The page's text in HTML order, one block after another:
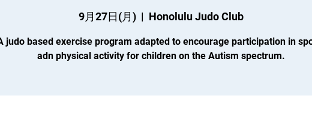
9月27日(月)
  |
Honolulu Judo Club
judo based exercise program adapted to encourage participation in
adn physical activity for children on the Autism spectrum.